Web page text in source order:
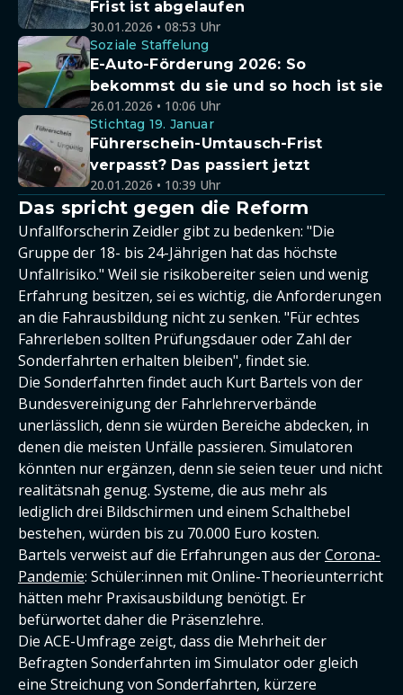
Frist ist abgelaufen
30.01.2026 • 08:53 Uhr
Soziale Staffelung
E-Auto-Förderung 2026: So
bekommst du sie und so hoch ist sie
26.01.2026 • 10:06 Uhr
Stichtag 19. Januar
Führerschein-Umtausch-Frist
verpasst? Das passiert jetzt
20.01.2026 • 10:39 Uhr
Das spricht gegen die Reform
Unfallforscherin Zeidler gibt zu bedenken: "Die
Gruppe der 18- bis 24-Jährigen hat das höchste
Unfallrisiko." Weil sie risikobereiter seien und wenig
Erfahrung besitzen, sei es wichtig, die Anforderungen
an die Fahrausbildung nicht zu senken. "Für echtes
Fahrerleben sollten Prüfungsdauer oder Zahl der
Sonderfahrten erhalten bleiben", findet sie.
Die Sonderfahrten findet auch Kurt Bartels von der
Bundesvereinigung der Fahrlehrerverbände
unerlässlich, denn sie würden Bereiche abdecken, in
denen die meisten Unfälle passieren. Simulatoren
könnten nur ergänzen, denn sie seien teuer und nicht
realitätsnah genug. Systeme, die aus mehr als
lediglich drei Bildschirmen und einem Schalthebel
bestehen, würden bis zu 70.000 Euro kosten.
Bartels verweist auf die Erfahrungen aus derCorona-
Pandemie: Schüler:innen mit Online-Theorieunterricht
hätten mehr Praxisausbildung benötigt. Er
befürwortet daher die Präsenzlehre.
Die ACE-Umfrage zeigt, dass die Mehrheit der
Befragten Sonderfahrten im Simulator oder gleich
eine Streichung von Sonderfahrten, kürzere